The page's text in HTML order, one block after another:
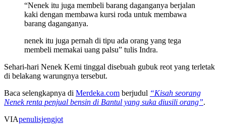
“Nenek itu juga membeli barang daganganya berjalan
kaki dengan membawa kursi roda untuk membawa
barang daganganya.
nenek itu juga pernah di tipu ada orang yang tega
membeli memakai uang palsu” tulis Indra.
Sehari-hari Nenek Kemi tinggal disebuah gubuk reot yang terletak
di belakang warungnya tersebut.
Baca selengkapnya di Merdeka.com berjudul “Kisah seorang
Nenek renta penjual bensin di Bantul yang suka diusili orang”.
VIApenulisjengjot